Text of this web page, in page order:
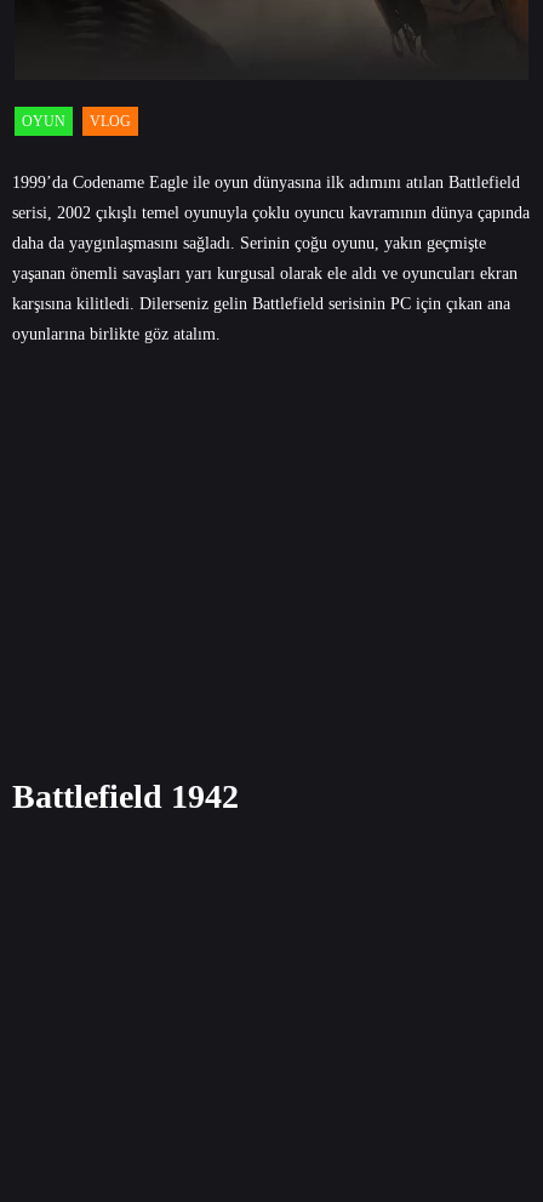
OYUN VLOG
1999’da Codename Eagle ile oyun dünyasına ilk adımını atılan Battlefield
serisi, 2002 çıkışlı temel oyunuyla çoklu oyuncu kavramının dünya çapında
daha da yaygınlaşmasını sağladı. Serinin çoğu oyunu, yakın geçmişte
yaşanan önemli savaşları yarı kurgusal olarak ele aldı ve oyuncuları ekran
karşısına kilitledi. Dilerseniz gelin Battlefield serisinin PC için çıkan ana
oyunlarına birlikte göz atalım.
Battlefield 1942